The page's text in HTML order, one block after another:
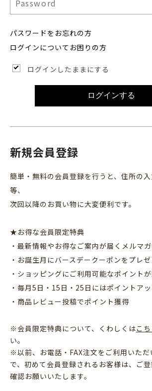
パスワードをお忘れの方
ログインについてお困りの方
ログインしたままにする
ログインする
新規会員登録
簡単・無料の会員登録を行うと、住所の
等、
次回以降のお買い物に大変便利です。
★お得な会員限定特典
・最新情報やお得なご案内が届くメルマ
・お誕生月にバースデークーポンをプレゼ
・ショッピングにご利用可能なポイント
・毎月5日・15日・25日にはポイントア
・商品レビュー投稿でポイント獲得
※会員限定特典について、くわしくはこち
い。
※以前、お電話・FAX注文をご利用いただ
で、初めて会員登録されるお客様は、ご
確認お願いいたします。